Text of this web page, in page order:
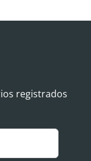
registrados